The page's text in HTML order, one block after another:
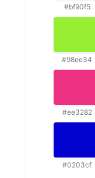
#bf90f5
#98ee34
#ee3282
#0203cf